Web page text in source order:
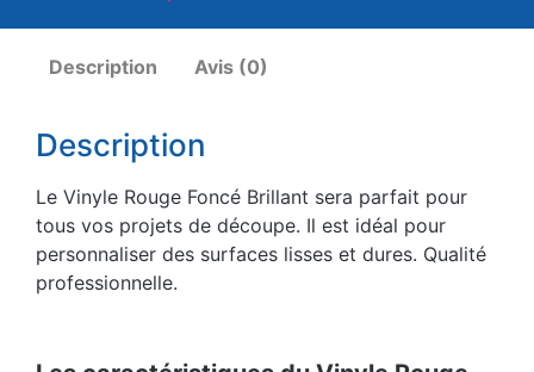
Description Avis (0)
Description
Le Vinyle Rouge Foncé Brillant sera parfait pour
tous vos projets de découpe. Il est idéal pour
personnaliser des surfaces lisses et dures. Qualité
professionnelle.